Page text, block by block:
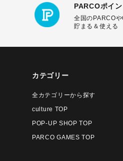
PARCOポイン
全国のPARCO
貯まる＆使える
カテゴリー
全カテゴリーから探す
culture TOP
POP-UP SHOP TOP
PARCO GAMES TOP